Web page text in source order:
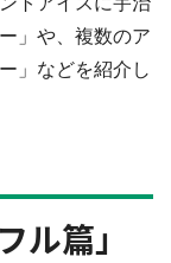
」や、複数のア
」などを紹介し
ル篇」